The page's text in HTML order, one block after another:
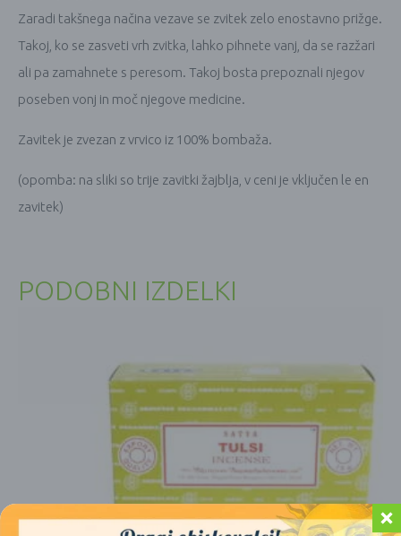
Zaradi takšnega načina vezave se zvitek zelo enostavno prižge.
Takoj, ko se zasveti vrh zvitka, lahko pihnete vanj, da se razžari
ali pa zamahnete s peresom. Takoj bosta prepoznali njegov
poseben vonj in moč njegove medicine.
Zavitek je zvezan z vrvico iz 100% bombaža.
(opomba: na sliki so trije zavitki žajblja, v ceni je vključen le en
zavitek)
PODOBNI IZDELKI